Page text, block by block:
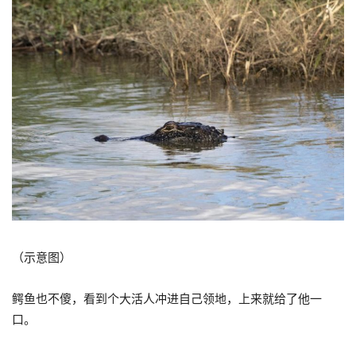
（示意图）
鳄鱼也不傻，看到个大活人冲进自己领地，上来就给了他一
口。